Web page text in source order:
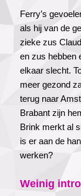
Ferry’s
als hij van de
zieke zus
en zus hebben
elkaar slecht.
meer gezond
terug naar
Brabant zijn
Brink merkt al
is er aan de
werken?
Weinig